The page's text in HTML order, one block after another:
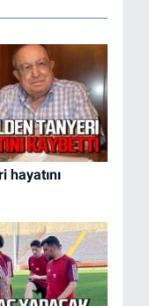
hayatını